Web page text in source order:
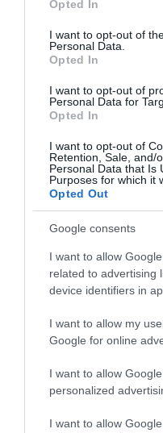
use your data for below
consent section.
Opted In
I want to opt-out of
Personal Data.
Opted In
I want to opt-out of
Personal Data for
Opted In
I want to opt-out of
Retention, Sale, and/
Personal Data that Is
Purposes for which it
Opted Out
Google consents
I want to allow
related to advertising
device identifiers in
I want to allow my
Google for online
I want to allow
personalized
I want to allow
PRAZERES
Dia da Criança
cavalos, música e
22 Mai 12:29
PESSOAS